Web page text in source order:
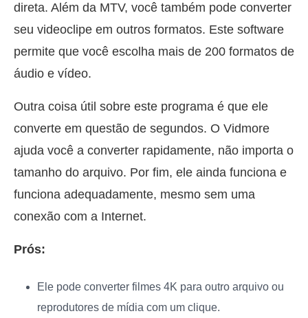
direta. Além da MTV, você também pode converter
seu videoclipe em outros formatos. Este software
permite que você escolha mais de 200 formatos de
áudio e vídeo.
Outra coisa útil sobre este programa é que ele
converte em questão de segundos. O Vidmore
ajuda você a converter rapidamente, não importa o
tamanho do arquivo. Por fim, ele ainda funciona e
funciona adequadamente, mesmo sem uma
conexão com a Internet.
Prós:
Ele pode converter filmes 4K para outro arquivo ou
reprodutores de mídia com um clique.